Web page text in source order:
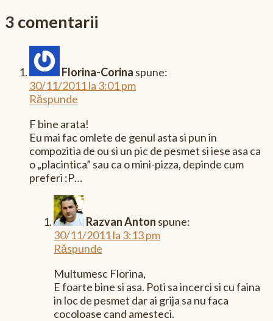
3 comentarii
Florina-Corina spune:
30/11/2011 la 3:01 pm
Răspunde
F bine arata!
Eu mai fac omlete de genul asta si pun in
compozitia de ou si un pic de pesmet si iese asa ca
o „placintica” sau ca o mini-pizza, depinde cum
preferi :P…
Razvan Anton spune:
30/11/2011 la 3:13 pm
Răspunde
Multumesc Florina,
E foarte bine si asa. Poti sa incerci si cu faina
in loc de pesmet dar ai grija sa nu faca
cocoloase cand amesteci.